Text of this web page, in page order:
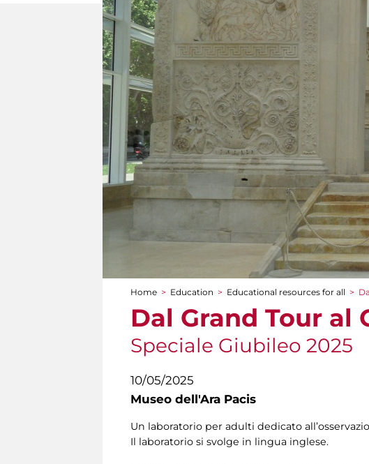
You are here
Home > Education > Educational resources for all >
Dal Grand Tour al
Speciale Giubileo 2025
10/05/2025
Museo dell'Ara Pacis
Un laboratorio per adulti dedicato
Il laboratorio si svolge in lingua inglese.